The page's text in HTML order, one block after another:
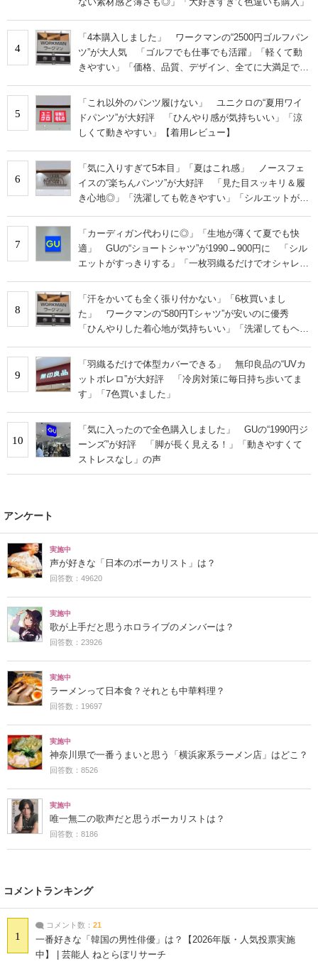
4
「4本購入しました」 ワークマンの“2500円ゴルフパン
ツ”が大人気 「ゴルフでも仕事でも活躍」「軽くて動
きやすい」「価格、品質、デザイン、全てに大満足で
5
「これ以外のパンツ履けない」 ユニクロの“夏用ワイ
ドパンツ”が大好評 「ひんやり感が気持ちいい」「涼
しくて動きやすい」【着用レビュー】
6
「気に入りすぎて5本目」「夏はこれ感」 ノースフェ
イスの“楽ちんパンツ”が大好評 「見た目スッキリ＆履
き心地◎」「洗濯しても乾きやすい」「シルエットがカ
7
「カーディガン代わりに◎」「生地が薄くて夏でも快
適」 GUの“ショートシャツ”が1990→900円に 「シル
エットがすっきりする」「一枚羽織るだけでオシャレに
8
「汗をかいても全く張り付かない」「6枚買いまし
た」 ワークマンの“580円Tシャツ”が安いのに優秀
「ひんやりした着心地が気持ちいい」「洗濯してもヘタ
9
「羽織るだけで体型カバーできる」 無印良品の“UVカ
ットボレロ”が大好評 「冷房対策に毎日持ち歩いてま
す」「7色買いました」
10
「気に入ったので全色購入しました」 GUの“1990円ジ
ーンズ”が好評 「脚が長く見える！」「動きやすくて
ストレスなし」の声
アンケート
実施中
声が好きな「日本のボーカリスト」は？
回答数：49620
実施中
歌が上手だと思うホロライブのメンバーは？
回答数：23926
実施中
ラーメンって日本食？それとも中華料理？
回答数：19697
実施中
神奈川県で一番うまいと思う「横浜家系ラーメン店」はどこ？
回答数：8526
実施中
唯一無二の歌声だと思うボーカリストは？
回答数：8186
コメントランキング
1
コメント数： 21
一番好きな「韓国の男性俳優」は？【2026年版・人気投票実施
中】 | 芸能人 ねとらぼリサーチ